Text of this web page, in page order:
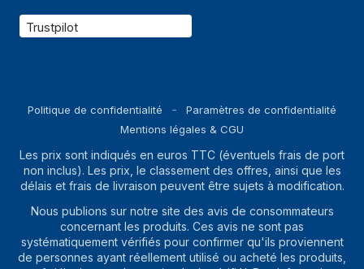
Trustpilot
Politique de confidentialité
Paramètres de confidentialité
Mentions légales & CGU
Les prix sont indiqués en euros TTC (éventuels frais de port
non inclus). Les prix, le classement des offres, ainsi que les
délais et frais de livraison peuvent être sujets à modification.
Nous publions sur notre site des avis de consommateurs
concernant les produits. Ces avis ne sont pas
systématiquement vérifiés pour confirmer qu'ils proviennent
de personnes ayant réellement utilisé ou acheté les produits,